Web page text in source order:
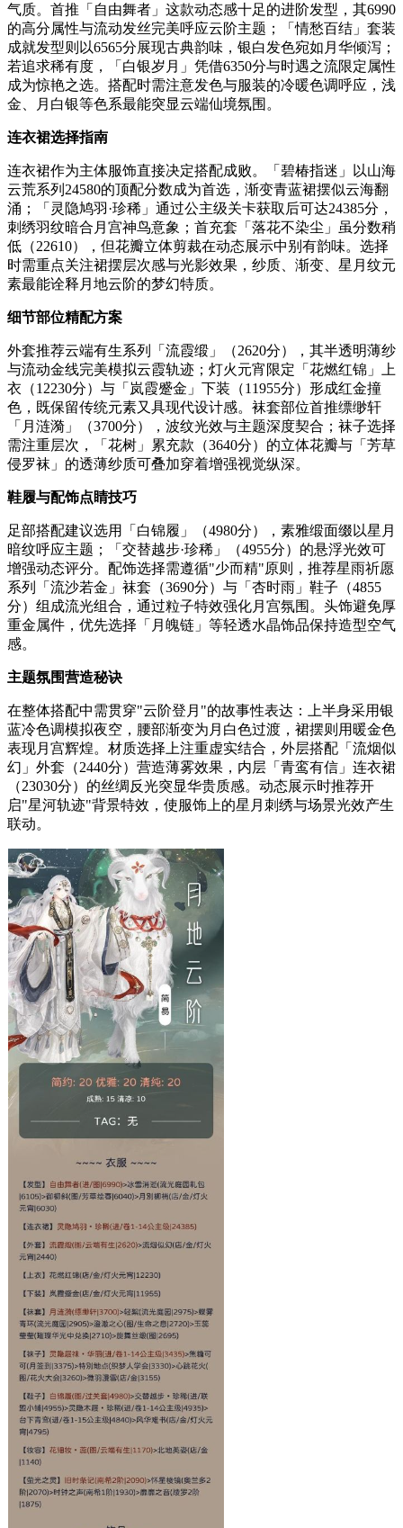
气质。首推「自由舞者」这款动态感十足的进阶发型，其6990
的高分属性与流动发丝完美呼应云阶主题；「情愁百结」套装
成就发型则以6565分展现古典韵味，银白发色宛如月华倾泻；
若追求稀有度，「白银岁月」凭借6350分与时遇之流限定属性
成为惊艳之选。搭配时需注意发色与服装的冷暖色调呼应，浅
金、月白银等色系最能突显云端仙境氛围。
连衣裙选择指南
连衣裙作为主体服饰直接决定搭配成败。「碧椿指迷」以山海
云荒系列24580的顶配分数成为首选，渐变青蓝裙摆似云海翻
涌；「灵隐鸠羽·珍稀」通过公主级关卡获取后可达24385分，
刺绣羽纹暗合月宫神鸟意象；首充套「落花不染尘」虽分数稍
低（22610），但花瓣立体剪裁在动态展示中别有韵味。选择
时需重点关注裙摆层次感与光影效果，纱质、渐变、星月纹元
素最能诠释月地云阶的梦幻特质。
细节部位精配方案
外套推荐云端有生系列「流霞缎」（2620分），其半透明薄纱
与流动金线完美模拟云霞轨迹；灯火元宵限定「花燃红锦」上
衣（12230分）与「岚霞蹙金」下装（11955分）形成红金撞
色，既保留传统元素又具现代设计感。袜套部位首推缥缈轩
「月涟漪」（3700分），波纹光效与主题深度契合；袜子选择
需注重层次，「花树」累充款（3640分）的立体花瓣与「芳草
侵罗袜」的透薄纱质可叠加穿着增强视觉纵深。
鞋履与配饰点睛技巧
足部搭配建议选用「白锦履」（4980分），素雅缎面缀以星月
暗纹呼应主题；「交替越步·珍稀」（4955分）的悬浮光效可
增强动态评分。配饰选择需遵循"少而精"原则，推荐星雨祈愿
系列「流沙若金」袜套（3690分）与「杏时雨」鞋子（4855
分）组成流光组合，通过粒子特效强化月宫氛围。头饰避免厚
重金属件，优先选择「月魄链」等轻透水晶饰品保持造型空气
感。
主题氛围营造秘诀
在整体搭配中需贯穿"云阶登月"的故事性表达：上半身采用银
蓝冷色调模拟夜空，腰部渐变为月白色过渡，裙摆则用暖金色
表现月宫辉煌。材质选择上注重虚实结合，外层搭配「流烟似
幻」外套（2440分）营造薄雾效果，内层「青鸾有信」连衣裙
（23030分）的丝绸反光突显华贵质感。动态展示时推荐开
启"星河轨迹"背景特效，使服饰上的星月刺绣与场景光效产生
联动。